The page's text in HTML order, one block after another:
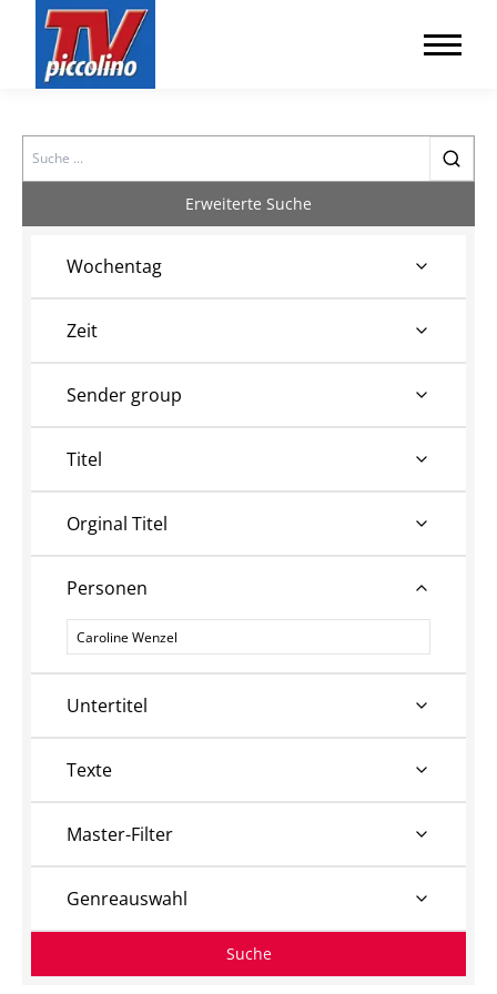
Search
Erweiterte Suche
Wochentag
Zeit
Sender group
Titel
Orginal Titel
Personen
Personen
Untertitel
Texte
Master-Filter
Genreauswahl
Suche